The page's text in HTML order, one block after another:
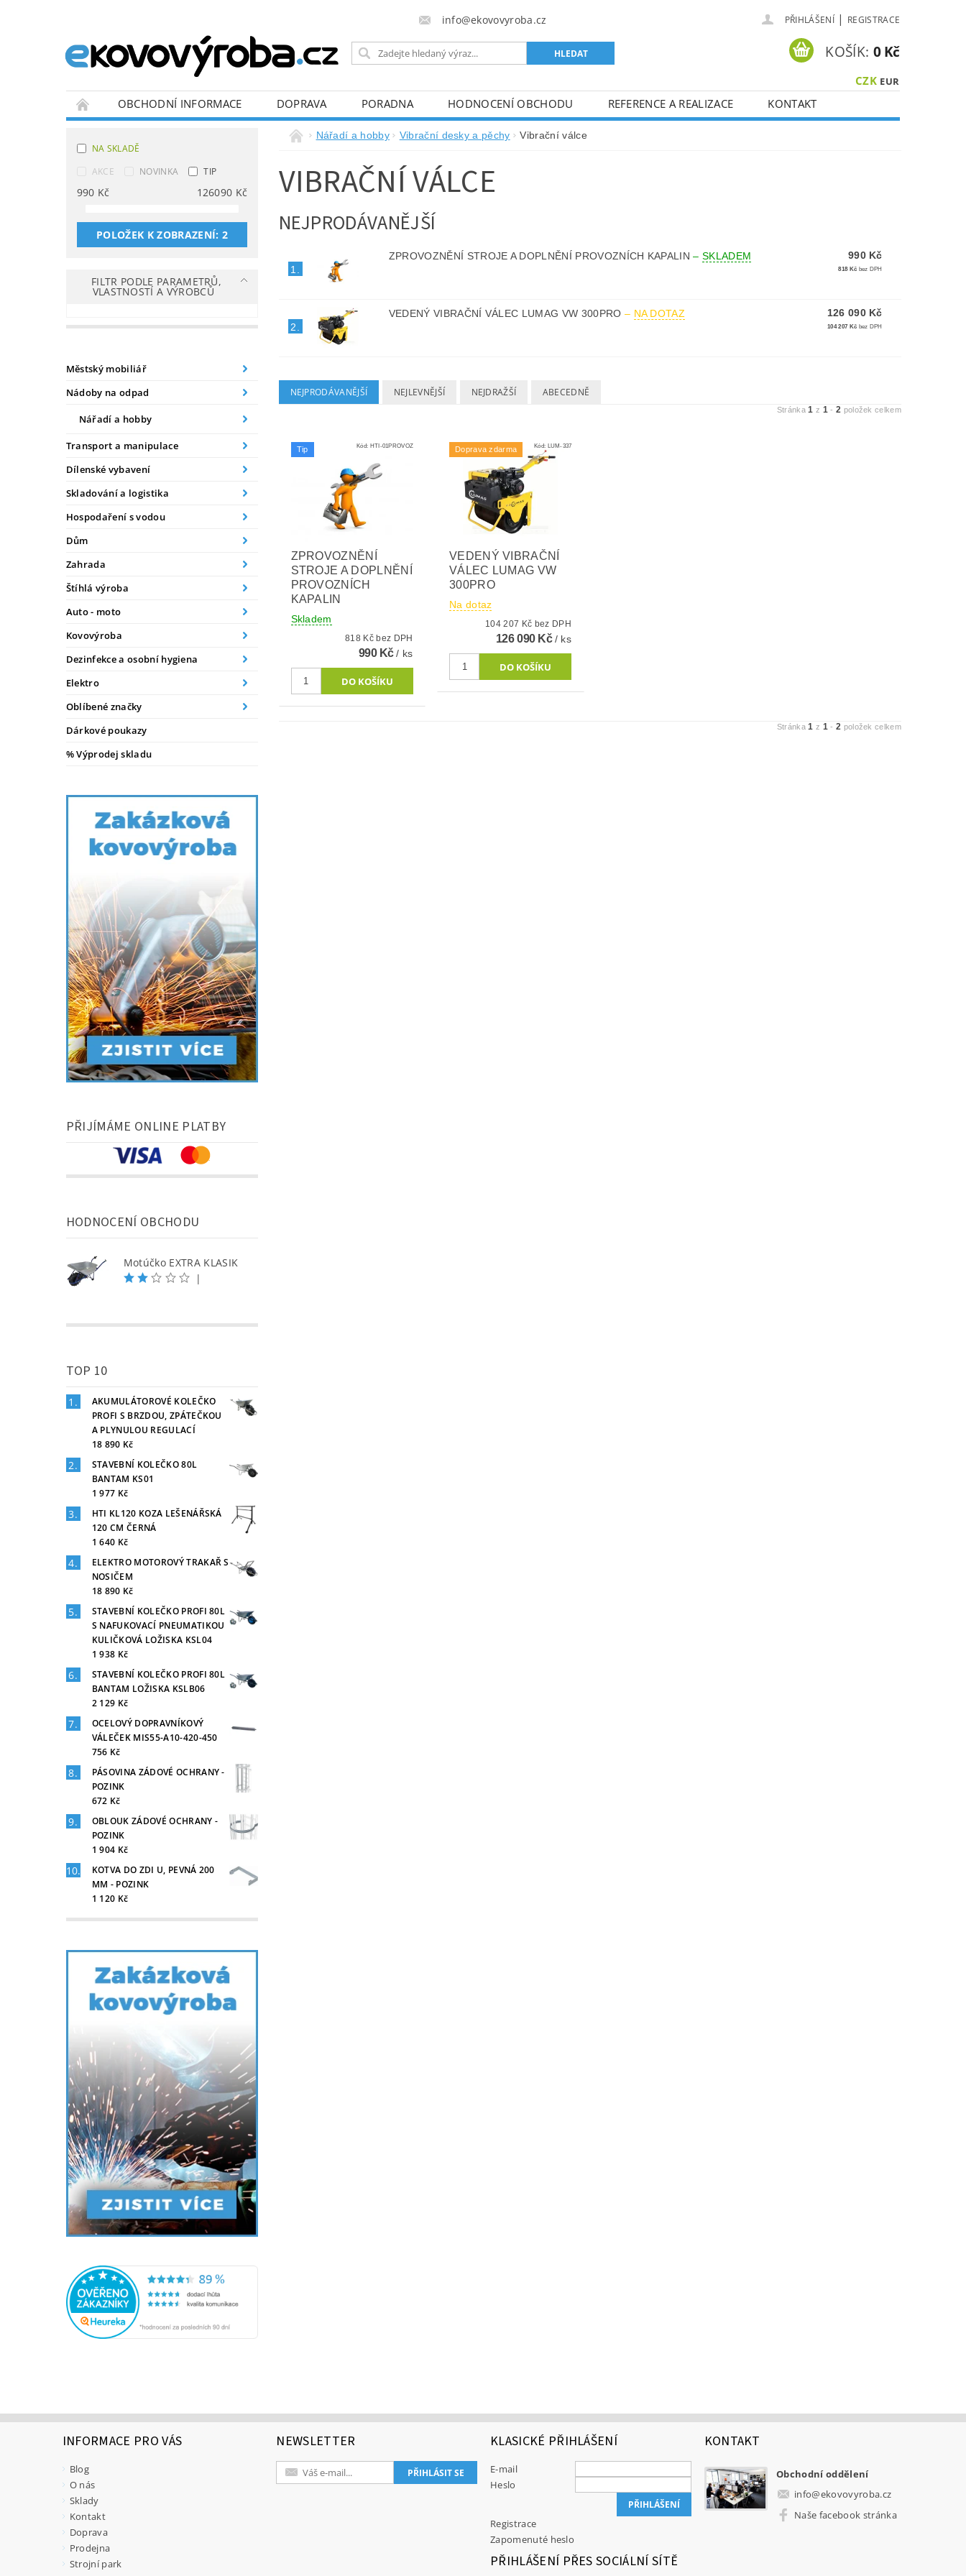
info@ekovovyroba.cz PŘIHLÁŠENÍ | REGISTRACE
CZK EUR
KOŠÍK: 0 Kč
OBCHODNÍ INFORMACE DOPRAVA PORADNA HODNOCENÍ OBCHODU REFERENCE A REALIZACE
KONTAKT
NA SKLADĚ
AKCE
NOVINKA TIP
990 Kč 126090 Kč
POLOŽEK K ZOBRAZENÍ: 2
FILTR PODLE PARAMETRŮ,
VLASTNOSTÍ A VÝROBCŮ
Městský mobiliář
Nádoby na odpad
Nářadí a hobby
Transport a manipulace
Dílenské vybavení
Skladování a logistika
Hospodaření s vodou
Dům
Zahrada
Štíhlá výroba
Auto - moto
Kovovýroba
Dezinfekce a osobní hygiena
Elektro
Oblíbené značky
Dárkové poukazy
% Výprodej skladu
PŘIJÍMÁME ONLINE PLATBY
HODNOCENÍ OBCHODU
Motúčko EXTRA KLASIK
|
TOP 10
AKUMULÁTOROVÉ KOLEČKO
PROFI S BRZDOU, ZPÁTEČKOU
A PLYNULOU REGULACÍ
18 890 Kč
STAVEBNÍ KOLEČKO 80L
BANTAM KS01
1 977 Kč
HTI KL120 KOZA LEŠENÁŘSKÁ
120 CM ČERNÁ
1 640 Kč
ELEKTRO MOTOROVÝ TRAKAŘ S
NOSIČEM
18 890 Kč
STAVEBNÍ KOLEČKO PROFI 80L
S NAFUKOVACÍ PNEUMATIKOU
KULIČKOVÁ LOŽISKA KSL04
1 938 Kč
STAVEBNÍ KOLEČKO PROFI 80L
BANTAM LOŽISKA KSLB06
2 129 Kč
OCELOVÝ DOPRAVNÍKOVÝ
VÁLEČEK MIS55-A10-420-450
756 Kč
PÁSOVINA ZÁDOVÉ OCHRANY -
POZINK
672 Kč
OBLOUK ZÁDOVÉ OCHRANY -
POZINK
1 904 Kč
KOTVA DO ZDI U, PEVNÁ 200
MM - POZINK
1 120 Kč
Nářadí a hobby Vibrační desky a pěchy Vibrační válce
VIBRAČNÍ VÁLCE
NEJPRODÁVANĚJŠÍ
1.
ZPROVOZNĚNÍ STROJE A DOPLNĚNÍ PROVOZNÍCH KAPALIN–SKLADEM 990 Kč
818 Kč bez DPH
2.
VEDENÝ VIBRAČNÍ VÁLEC LUMAG VW 300PRO – NA DOTAZ 126 090 Kč
104 207 Kč bez DPH
NEJPRODÁVANĚJŠÍ NEJLEVNĚJŠÍ NEJDRAŽŠÍ ABECEDNĚ
Stránka1 z 1 - 2 položek celkem
Tip Kód: HTI-01PROVOZ
ZPROVOZNĚNÍ
STROJE A DOPLNĚNÍ
PROVOZNÍCH
KAPALIN
Skladem
818 Kč bez DPH
990 Kč/ ks
Doprava zdarma Kód: LUM-337
VEDENÝ VIBRAČNÍ
VÁLEC LUMAG VW
300PRO
Na dotaz
104 207 Kč bez DPH
126 090 Kč/ ks
Stránka1 z 1 - 2 položek celkem
INFORMACE PRO VÁS
Blog
O nás
Sklady
Kontakt
Doprava
Prodejna
Strojní park
NEWSLETTER KLASICKÉ PŘIHLÁŠENÍ
E-mail
Heslo
Registrace
Zapomenuté heslo
PŘIHLÁŠENÍ PŘES SOCIÁLNÍ SÍTĚ
KONTAKT
Obchodní oddělení
info@ekovovyroba.cz
Naše facebook stránka